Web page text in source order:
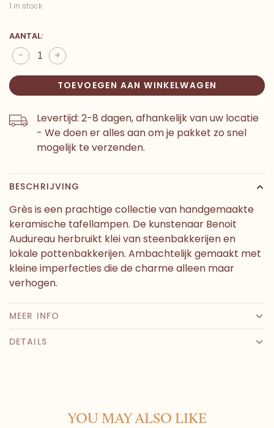
1 in stock
AANTAL:
+
-
TOEVOEGEN AAN WINKELWAGEN
Levertijd: 2-8 dagen, afhankelijk van uw locatie
- We doen er alles aan om je pakket zo snel
mogelijk te verzenden.
BESCHRIJVING
Grès is een prachtige collectie van handgemaakte
keramische tafellampen. De kunstenaar Benoit
Audureau herbruikt klei van steenbakkerijen en
lokale pottenbakkerijen. Ambachtelijk gemaakt met
kleine imperfecties die de charme alleen maar
verhogen.
MEER INFO
DETAILS
YOU MAY ALSO LIKE